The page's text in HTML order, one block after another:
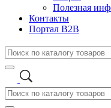
Полезная
Контакты
Портал B2B